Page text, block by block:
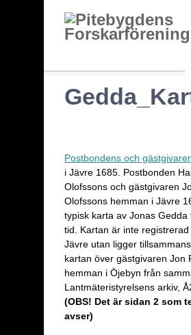
Postbondens och
i Jävre 1685. Postbonden
Olofssons och gästgivaren
Olofssons hemman i Jävre
typisk karta av Jonas Gedda
tid. Kartan är inte
Jävre utan ligger
kartan över gästgivaren Jon
hemman i Öjebyn från
Lantmäteristyrelsens arkiv,
(OBS! Det är sidan 2 som
avser)